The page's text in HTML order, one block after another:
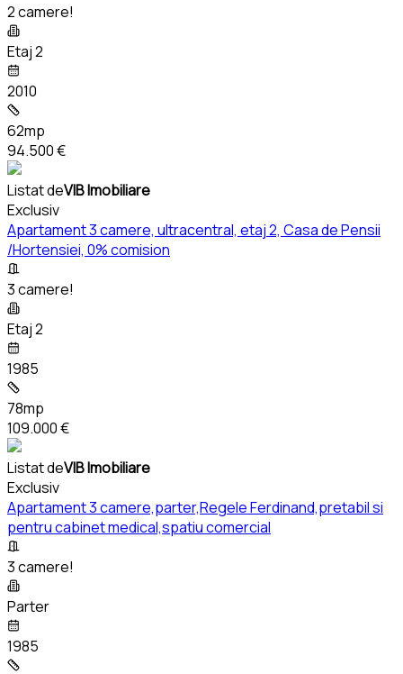
2 camere!
Etaj 2
2010
62mp
94.500 €
Listat deVIB Imobiliare
Exclusiv
Apartament 3 camere, ultracentral, etaj 2, Casa de Pensii
/Hortensiei, 0% comision
3 camere!
Etaj 2
1985
78mp
109.000 €
Listat deVIB Imobiliare
Exclusiv
Apartament 3 camere,parter,Regele Ferdinand,pretabil si
pentru cabinet medical,spatiu comercial
3 camere!
Parter
1985